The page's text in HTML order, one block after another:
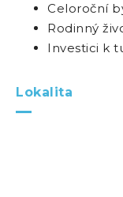
Celoroční
Rodinný
Investici k
Lokalita